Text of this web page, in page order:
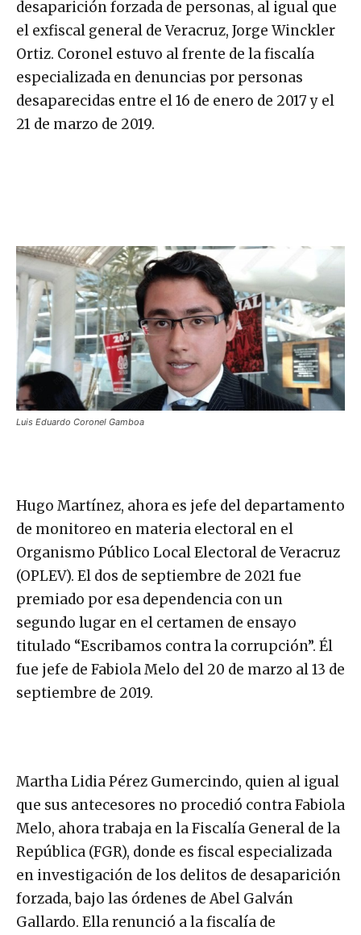
desaparición forzada de personas, al igual que
el exfiscal general de Veracruz, Jorge Winckler
Ortiz. Coronel estuvo al frente de la fiscalía
especializada en denuncias por personas
desaparecidas entre el 16 de enero de 2017 y el
21 de marzo de 2019.
Luis Eduardo Coronel Gamboa
Hugo Martínez, ahora es jefe del departamento
de monitoreo en materia electoral en el
Organismo Público Local Electoral de Veracruz
(OPLEV). El dos de septiembre de 2021 fue
premiado por esa dependencia con un
segundo lugar en el certamen de ensayo
titulado “Escribamos contra la corrupción”. Él
fue jefe de Fabiola Melo del 20 de marzo al 13 de
septiembre de 2019.
Martha Lidia Pérez Gumercindo, quien al igual
que sus antecesores no procedió contra Fabiola
Melo, ahora trabaja en la Fiscalía General de la
República (FGR), donde es fiscal especializada
en investigación de los delitos de desaparición
forzada, bajo las órdenes de Abel Galván
Gallardo. Ella renunció a la fiscalía de